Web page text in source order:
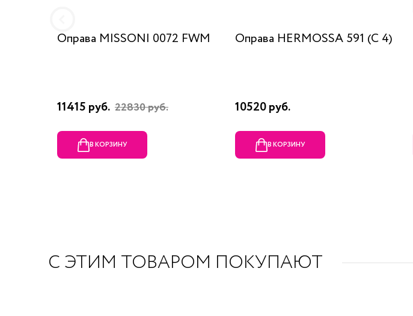
Оправа MISSONI 0072 FWM
11415 руб. 22830 руб.
В КОРЗИНУ
Оправа HERMOSSA 591 (C 4)
10520 руб.
В КОРЗИНУ
С ЭТИМ ТОВАРОМ ПОКУПАЮТ